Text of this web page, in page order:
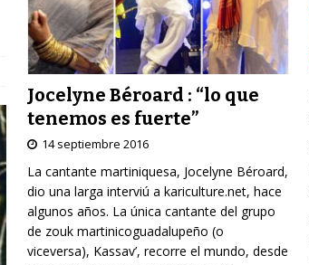
Jocelyne Béroard : “lo que
tenemos es fuerte”
14 septiembre 2016
La cantante martiniquesa, Jocelyne Béroard,
dio una larga interviú a kariculture.net, hace
algunos años. La única cantante del grupo
de zouk martinicoguadalupeño (o
viceversa), Kassav’, recorre el mundo, desde